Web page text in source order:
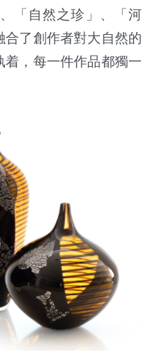
「自然之珍」、「河
合了創作者對大自然的
，每一件作品都獨一